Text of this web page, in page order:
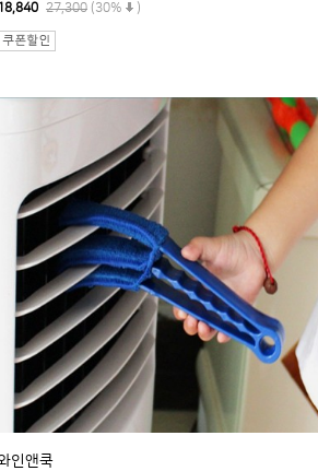
27,300 (30% )
인앤쿡